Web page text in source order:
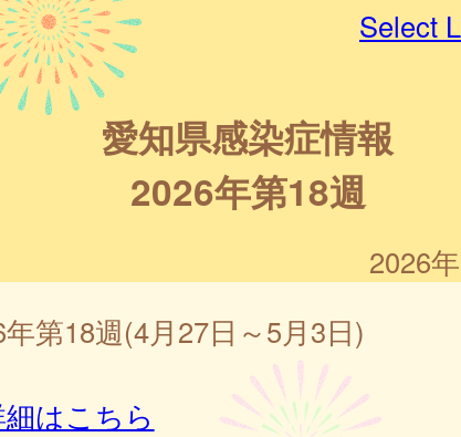
Select
愛知県感染症情報
2026年第18週
2026
第18週(4月27日～5月3日)
はこちら